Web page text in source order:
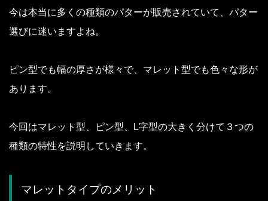
今は本当に多くの種類のパターが販売されていて、パター
選びに迷いますよね。
ピン型でも幅の厚さが様々で、マレット型でも色々な形が
あります。
今回はマレット型、ピン型、L字型の大きく分けて３つの
種類の特性を説明していきます。
マレットタイプのメリット